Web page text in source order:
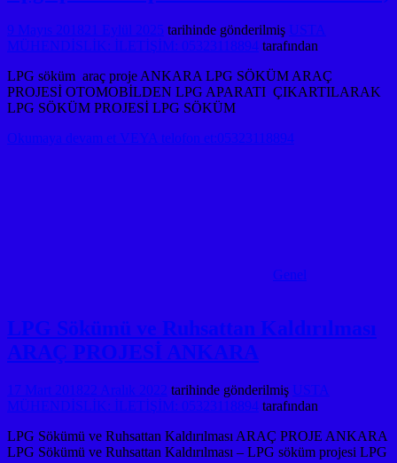
9 Mayıs 201821 Eylül 2025 tarihinde gönderilmiş USTA
MÜHENDİSLİK: İLETİŞİM: 05323118894 tarafından
LPG söküm araç proje ANKARA LPG SÖKÜM ARAÇ
PROJESİ OTOMOBİLDEN LPG APARATI ÇIKARTILARAK
LPG SÖKÜM PROJESİ LPG SÖKÜM
Okumaya devam et VEYA telofon et:05323118894
Genel
LPG Sökümü ve Ruhsattan Kaldırılması
ARAÇ PROJESİ ANKARA
17 Mart 201822 Aralık 2022 tarihinde gönderilmiş USTA
MÜHENDİSLİK: İLETİŞİM: 05323118894 tarafından
LPG Sökümü ve Ruhsattan Kaldırılması ARAÇ PROJE ANKARA
LPG Sökümü ve Ruhsattan Kaldırılması – LPG söküm projesi LPG